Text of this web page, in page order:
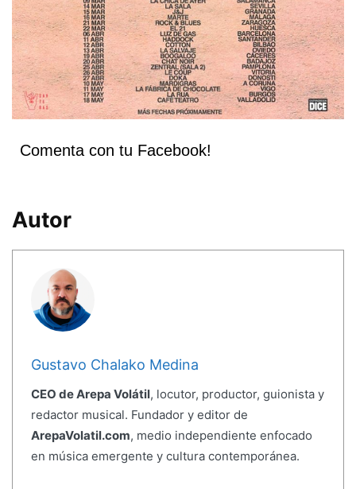
Comenta con tu Facebook!
Autor
Gustavo Chalako Medina
CEO de Arepa Volátil, locutor, productor, guionista y
redactor musical. Fundador y editor de
ArepaVolatil.com, medio independiente enfocado
en música emergente y cultura contemporánea.